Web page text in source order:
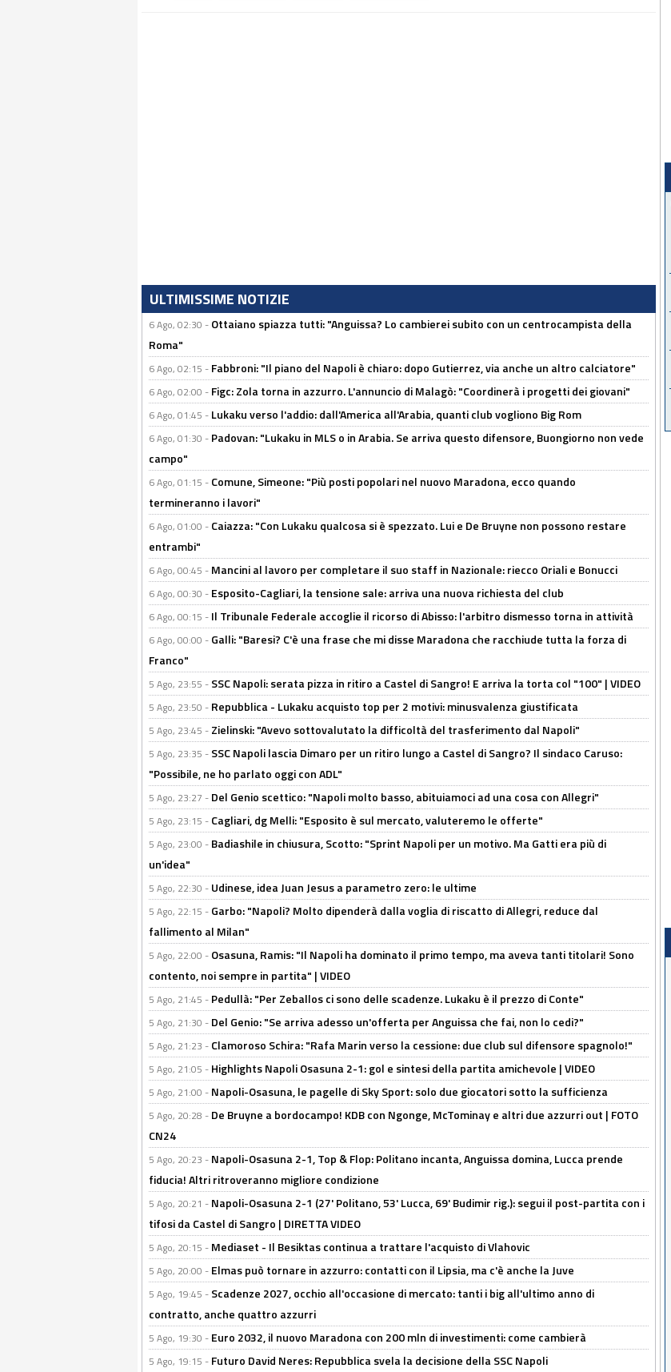
ULTIMISSIME NOTIZIE
6 Ago, 02:30 - Ottaiano spiazza tutti: "Anguissa? Lo cambierei subito con un centrocampista della
Roma"
6 Ago, 02:15 - Fabbroni: "Il piano del Napoli è chiaro: dopo Gutierrez, via anche un altro calciatore"
6 Ago, 02:00 - Figc: Zola torna in azzurro. L'annuncio di Malagò: "Coordinerà i progetti dei giovani"
6 Ago, 01:45 - Lukaku verso l'addio: dall'America all'Arabia, quanti club vogliono Big Rom
6 Ago, 01:30 - Padovan: "Lukaku in MLS o in Arabia. Se arriva questo difensore, Buongiorno non vede
campo"
6 Ago, 01:15 - Comune, Simeone: "Più posti popolari nel nuovo Maradona, ecco quando
termineranno i lavori"
6 Ago, 01:00 - Caiazza: "Con Lukaku qualcosa si è spezzato. Lui e De Bruyne non possono restare
entrambi"
6 Ago, 00:45 - Mancini al lavoro per completare il suo staff in Nazionale: riecco Oriali e Bonucci
6 Ago, 00:30 - Esposito-Cagliari, la tensione sale: arriva una nuova richiesta del club
6 Ago, 00:15 - Il Tribunale Federale accoglie il ricorso di Abisso: l'arbitro dismesso torna in attività
6 Ago, 00:00 - Galli: "Baresi? C'è una frase che mi disse Maradona che racchiude tutta la forza di
Franco"
5 Ago, 23:55 - SSC Napoli: serata pizza in ritiro a Castel di Sangro! E arriva la torta col "100" | VIDEO
5 Ago, 23:50 - Repubblica - Lukaku acquisto top per 2 motivi: minusvalenza giustificata
5 Ago, 23:45 - Zielinski: "Avevo sottovalutato la difficoltà del trasferimento dal Napoli"
5 Ago, 23:35 - SSC Napoli lascia Dimaro per un ritiro lungo a Castel di Sangro? Il sindaco Caruso:
"Possibile, ne ho parlato oggi con ADL"
5 Ago, 23:27 - Del Genio scettico: "Napoli molto basso, abituiamoci ad una cosa con Allegri"
5 Ago, 23:15 - Cagliari, dg Melli: "Esposito è sul mercato, valuteremo le offerte"
5 Ago, 23:00 - Badiashile in chiusura, Scotto: "Sprint Napoli per un motivo. Ma Gatti era più di
un'idea"
5 Ago, 22:30 - Udinese, idea Juan Jesus a parametro zero: le ultime
5 Ago, 22:15 - Garbo: "Napoli? Molto dipenderà dalla voglia di riscatto di Allegri, reduce dal
fallimento al Milan"
5 Ago, 22:00 - Osasuna, Ramis: "Il Napoli ha dominato il primo tempo, ma aveva tanti titolari! Sono
contento, noi sempre in partita" | VIDEO
5 Ago, 21:45 - Pedullà: "Per Zeballos ci sono delle scadenze. Lukaku è il prezzo di Conte"
5 Ago, 21:30 - Del Genio: "Se arriva adesso un'offerta per Anguissa che fai, non lo cedi?"
5 Ago, 21:23 - Clamoroso Schira: "Rafa Marin verso la cessione: due club sul difensore spagnolo!"
5 Ago, 21:05 - Highlights Napoli Osasuna 2-1: gol e sintesi della partita amichevole | VIDEO
5 Ago, 21:00 - Napoli-Osasuna, le pagelle di Sky Sport: solo due giocatori sotto la sufficienza
5 Ago, 20:28 - De Bruyne a bordocampo! KDB con Ngonge, McTominay e altri due azzurri out | FOTO
CN24
5 Ago, 20:23 - Napoli-Osasuna 2-1, Top & Flop: Politano incanta, Anguissa domina, Lucca prende
fiducia! Altri ritroveranno migliore condizione
5 Ago, 20:21 - Napoli-Osasuna 2-1 (27' Politano, 53' Lucca, 69' Budimir rig.): segui il post-partita con i
tifosi da Castel di Sangro | DIRETTA VIDEO
5 Ago, 20:15 - Mediaset - Il Besiktas continua a trattare l'acquisto di Vlahovic
5 Ago, 20:00 - Elmas può tornare in azzurro: contatti con il Lipsia, ma c'è anche la Juve
5 Ago, 19:45 - Scadenze 2027, occhio all'occasione di mercato: tanti i big all'ultimo anno di
contratto, anche quattro azzurri
5 Ago, 19:30 - Euro 2032, il nuovo Maradona con 200 mln di investimenti: come cambierà
5 Ago, 19:15 - Futuro David Neres: Repubblica svela la decisione della SSC Napoli